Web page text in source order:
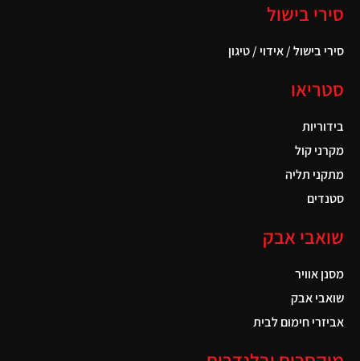
סירי בישול
סירי בישול / אידוי / טיגון
סטריאו
בידוריות
מקרני קול
מתקני תליה
סטנדים
שואבי אבק
מסנן אוויר
שואבי אבק
אביזרי חימום לבית